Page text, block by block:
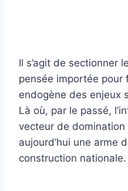
Il s’agit de sectionner
pensée importée pour
endogène des enjeux
Là où, par le passé,
vecteur de
aujourd’hui une arme
construction nationale.